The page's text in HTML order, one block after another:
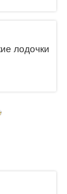
лодочки